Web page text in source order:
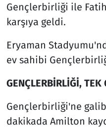
Gençlerbirliği ile
karşıya geldi.
Eryaman
ev sahibi
GENÇLERBİRLİĞİ, TEK
Gençlerbirliği'ne
dakikada Amilton
Spor
Teknoloji ve Bilim